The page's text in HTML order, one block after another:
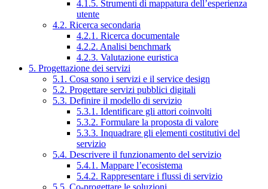
4.1.5. Strumenti di mappatura dell’esperienza
utente
4.2. Ricerca secondaria
4.2.1. Ricerca documentale
4.2.2. Analisi benchmark
4.2.3. Valutazione euristica
5. Progettazione dei servizi
5.1. Cosa sono i servizi e il service design
5.2. Progettare servizi pubblici digitali
5.3. Definire il modello di servizio
5.3.1. Identificare gli attori coinvolti
5.3.2. Formulare la proposta di valore
5.3.3. Inquadrare gli elementi costitutivi del
servizio
5.4. Descrivere il funzionamento del servizio
5.4.1. Mappare l’ecosistema
5.4.2. Rappresentare i flussi di servizio
5.5. Co-progettare le soluzioni